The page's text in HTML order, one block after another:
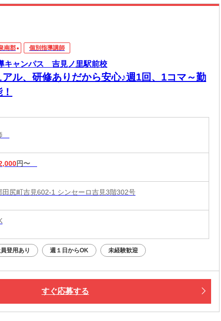
南郡 個別指導講師
キャンパス 吉見ノ里駅前校
アル、研修ありだから安心♪週1回、1コマ～勤
円〜
田尻町吉見602-1 シンセーロ吉見3階302号
登用あり 週１日からOK 未経験歓迎
すぐ応募する